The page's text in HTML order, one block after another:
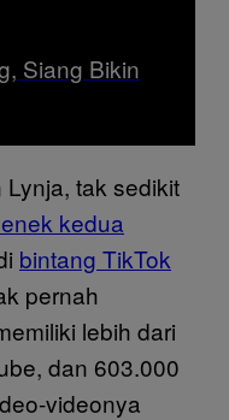
Siang Bikin
tak sedikit
kedua
bintang TikTok
pernah
lebih dari
dan 603.000
videonya